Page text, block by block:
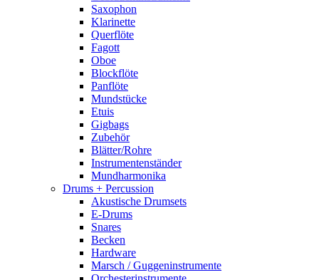
Saxophon
Klarinette
Querflöte
Fagott
Oboe
Blockflöte
Panflöte
Mundstücke
Etuis
Gigbags
Zubehör
Blätter/Rohre
Instrumentenständer
Mundharmonika
Drums + Percussion
Akustische Drumsets
E-Drums
Snares
Becken
Hardware
Marsch / Guggeninstrumente